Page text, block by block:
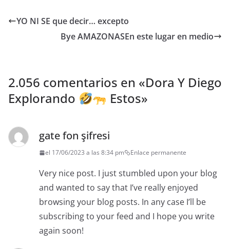
YO NI SE que decir… excepto
Bye AMAZONAS️En este lugar en medio
2.056 comentarios en «Dora Y Diego
Explorando
Estos»
gate fon şifresi
el 17/06/2023 a las 8:34 pm Enlace permanente
Very nice post. I just stumbled upon your blog
and wanted to say that I’ve really enjoyed
browsing your blog posts. In any case I’ll be
subscribing to your feed and I hope you write
again soon!